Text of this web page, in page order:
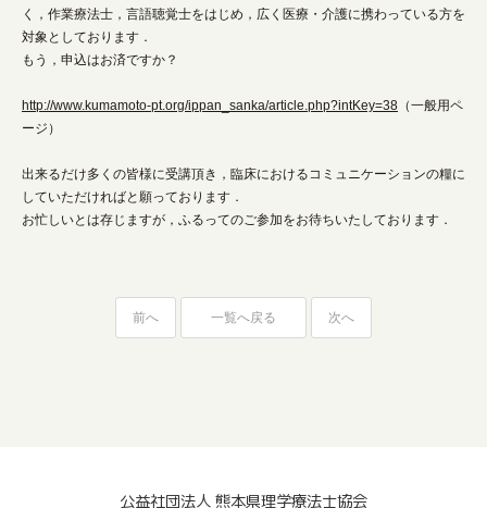
く，作業療法士，言語聴覚士をはじめ，広く医療・介護に携わっている方を
対象としております．
もう，申込はお済ですか？
http://www.kumamoto-pt.org/ippan_sanka/article.php?intKey=38 （一般用ペ
ージ）
出来るだけ多くの皆様に受講頂き，臨床におけるコミュニケーションの糧に
していただければと願っております．
お忙しいとは存じますが，ふるってのご参加をお待ちいたしております．
前へ 一覧へ戻る 次へ
公益社団法人 熊本県理学療法士協会